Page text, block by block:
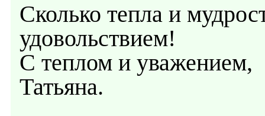
Сколько тепла и
удовольствием!
С теплом и уважением,
Татьяна.